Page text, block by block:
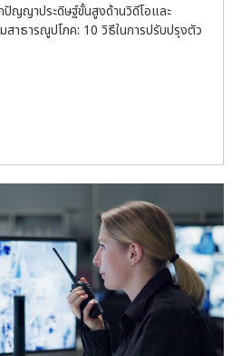
ปัญญาประดิษฐ์ขั้นสูงด้านวิดีโอและ
สาธารณูปโภค: 10 วิธีในการปรับปรุงตัว